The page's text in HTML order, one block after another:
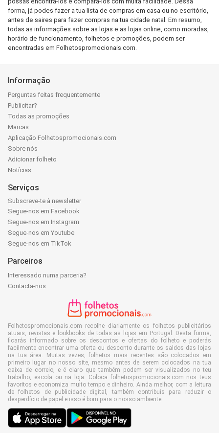
forma, já podes fazer a tua lista de compras em casa ou no escritório,
antes de saires para fazer compras na tua cidade natal. Em resumo,
todas as informações sobre as lojas e as lojas online, como moradas,
horário de funcionamento, folhetos e promoções, podem ser
encontradas em Folhetospromocionais.com.
Informação
Perguntas feitas frequentemente
Publicitar?
Todas as promoções
Marcas
Aplicação Folhetospromocionais.com
Sobre nós
Adicionar folheto
Notícias
Serviços
Subscreve-te à newsletter
Segue-nos em Facebook
Segue-nos em Instagram
Segue-nos em Youtube
Segue-nos em TikTok
Parceiros
Interessado numa parceria?
Contacta-nos
Folhetospromocionais.com recolhe diariamente os folhetos publicitários
atuais, revistas e lookbooks de todas as lojas em Portugal. Desta forma,
ficarás informado sobre os descontos e ofertas do folheto e poderás
facilmente encontrar uma oferta ou desconto durante os saldos das lojas
na tua área. Muitas vezes, folhetos mais recentes são colocados em
primeiro lugar no nosso site, mesmo antes de serem colocados na tua
caixa de correio, e é claro que também podem ser visualizados no teu
trabalho, escola ou na loja. Coloca folhetospromocionais.com nos teus
favoritos e economiza muito tempo e dinheiro. Ainda melhor, com a leitura
de folhetos de publicidade digital, também contribuis para reduzir o
desperdício de papel e isso é bom para o nosso ambiente.